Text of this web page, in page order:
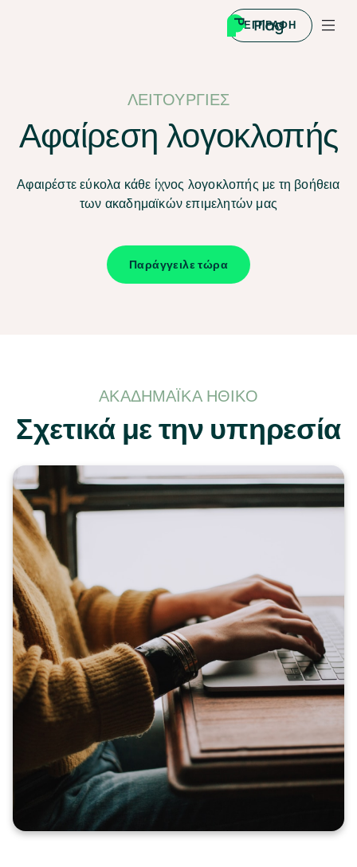
ΕΓΓΡΑΦΉ
ΛΕΙΤΟΥΡΓΊΕΣ
Αφαίρεση λογοκλοπής
Αφαιρέστε εύκολα κάθε ίχνος λογοκλοπής με τη βοήθεια
των ακαδημαϊκών επιμελητών μας
Παράγγειλε τώρα
ΑΚΑΔΗΜΑΪΚΆ ΗΘΙΚΌ
Σχετικά με την υπηρεσία